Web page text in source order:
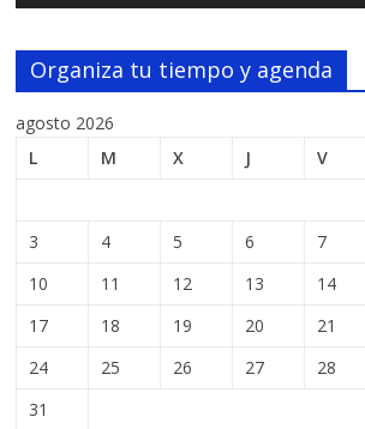
Organiza tu tiempo y agenda
agosto 2026
L
M X J V
3
4 5 6 7
10
11 12 13 14
17
18 19 20 21
24
25 26 27 28
31